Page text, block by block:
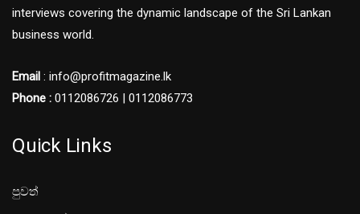
interviews covering the dynamic landscape of the Sri Lankan
business world.
Email : info@profitmagazine.lk
Phone : 0112086726 | 0112086773
Quick Links
පුවත්